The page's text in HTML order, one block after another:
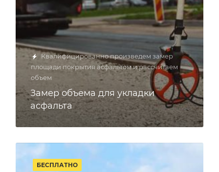
Квалифицированно произведем замер
площади покрытия асфальтом и рассчитаем
объем
Замер объема для укладки
асфальта
БЕСПЛАТНО